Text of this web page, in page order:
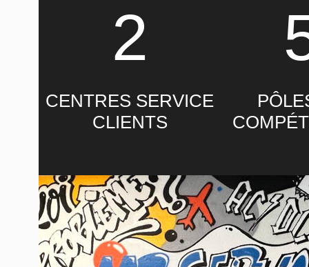
2
CENTRES SERVICE
CLIENTS